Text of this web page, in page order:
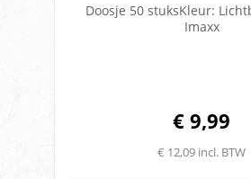
Doosje 50 stuksKleur:
Imaxx
€ 9,99
€ 12,09 incl. BTW